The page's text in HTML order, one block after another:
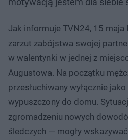
Jak informuje TVN24, 15 maja
zarzut zabójstwa swojej
w walentynki w jednej z
Augustowa. Na początku
przesłuchiwany wyłącznie
wypuszczony do domu.
zgromadzeniu nowych
śledczych — mogły